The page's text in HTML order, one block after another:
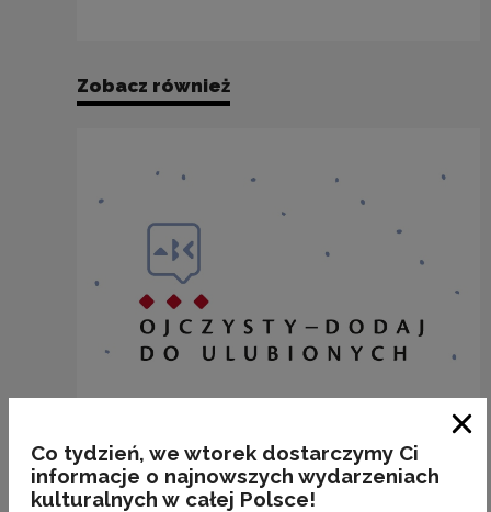
Zobacz również
Co tydzień, we wtorek dostarczymy Ci
informacje o najnowszych wydarzeniach
kulturalnych w całej Polsce!